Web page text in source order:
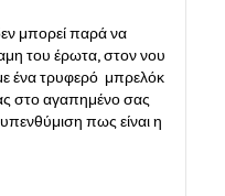
μπορεί παρά να
του έρωτα, στον νου
ένα τρυφερό μπρελόκ
στο αγαπημένο σας
πως είναι η